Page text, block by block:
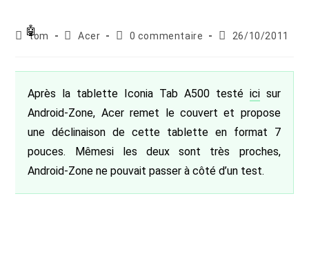
Auteur/autrice
publication :
tom
PostAcer
Commentaires
publication :
0 commentaire
Publication
26/10/2011
Après la tablette Iconia Tab A500 testé icisur
Android-Zone, Acer remet le couvert et propose
une déclinaison de cette tablette en format 7
pouces. Mêmesi les deux sont très proches,
Android-Zone ne pouvait passer à côté d’un test.